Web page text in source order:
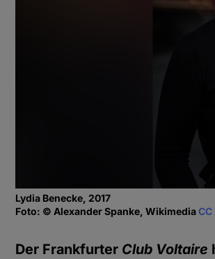
Lydia Benecke, 2017
Foto: © Alexander Spanke, Wikimedia
Der Frankfurter Club Voltaire